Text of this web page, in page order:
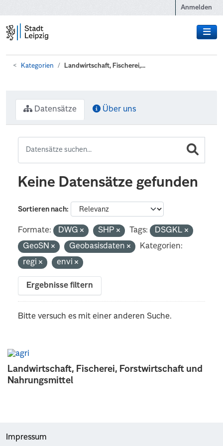
Anmelden
Kategorien Landwirtschaft, Fischerei,...
Landwirtschaft, Fischerei, Forstwirtschaft und
Nahrungsmittel
Datensätze Über uns
Keine Datensätze gefunden
Sortieren nach
Formate: DWG SHP Tags:
DSGKL
GeoSN
Geobasisdaten
Kategorien:
regi
envi
Ergebnisse filtern
Bitte versuch es mit einer anderen Suche.
Impressum